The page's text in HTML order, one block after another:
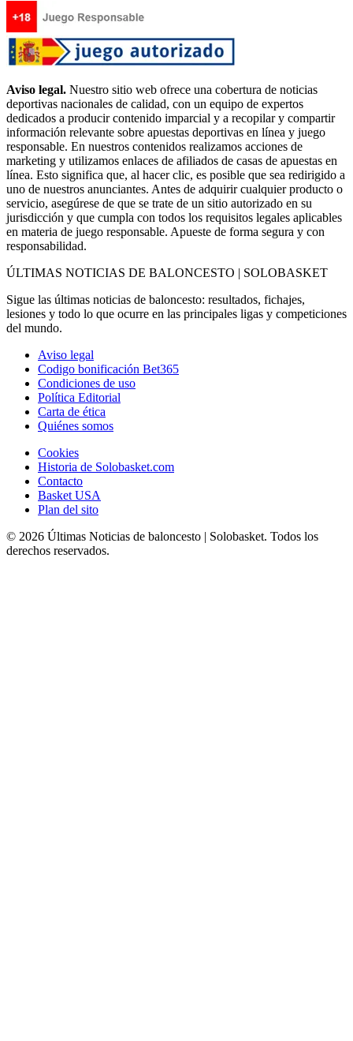
Aviso legal. Nuestro sitio web ofrece una cobertura de noticias
deportivas nacionales de calidad, con un equipo de expertos
dedicados a producir contenido imparcial y a recopilar y compartir
información relevante sobre apuestas deportivas en línea y juego
responsable. En nuestros contenidos realizamos acciones de
marketing y utilizamos enlaces de afiliados de casas de apuestas en
línea. Esto significa que, al hacer clic, es posible que sea redirigido a
uno de nuestros anunciantes. Antes de adquirir cualquier producto o
servicio, asegúrese de que se trate de un sitio autorizado en su
jurisdicción y que cumpla con todos los requisitos legales aplicables
en materia de juego responsable. Apueste de forma segura y con
responsabilidad.
ÚLTIMAS NOTICIAS DE BALONCESTO | SOLOBASKET
Sigue las últimas noticias de baloncesto: resultados, fichajes,
lesiones y todo lo que ocurre en las principales ligas y competiciones
del mundo.
Aviso legal
Codigo bonificación Bet365
Condiciones de uso
Política Editorial
Carta de ética
Quiénes somos
Cookies
Historia de Solobasket.com
Contacto
Basket USA
Plan del sito
© 2026 Últimas Noticias de baloncesto | Solobasket. Todos los
derechos reservados.